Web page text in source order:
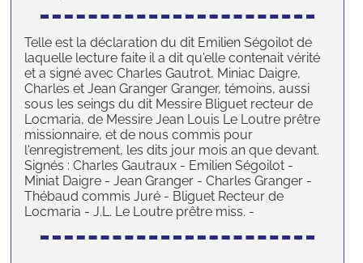
Telle est la déclaration du dit Emilien Ségoilot de
laquelle lecture faite il a dit qu'elle contenait vérité
et a signé avec Charles Gautrot, Miniac Daigre,
Charles et Jean Granger Granger, témoins, aussi
sous les seings du dit Messire Bliguet recteur de
Locmaria, de Messire Jean Louis Le Loutre prêtre
missionnaire, et de nous commis pour
l'enregistrement, les dits jour mois an que devant.
Signés : Charles Gautraux - Emilien Ségoilot -
Miniat Daigre - Jean Granger - Charles Granger -
Thébaud commis Juré - Bliguet Recteur de
Locmaria - J.L. Le Loutre prêtre miss. -